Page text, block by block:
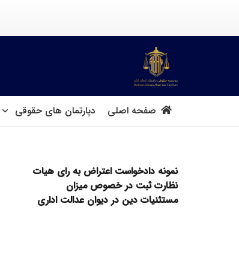
صفحه اصلی دپارتمان های حقوقی
نمونه دادخواست اعتراض به رای هیات
نظارت ثبت در خصوص میزان
مستثنیات دین در دیوان عدالت اداری